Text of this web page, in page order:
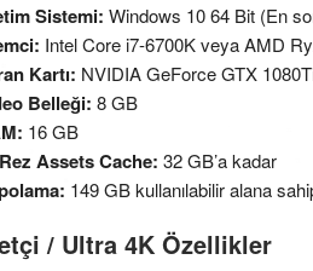
Sistemi: Windows 10 64 Bit (En
Intel Core i7-6700K veya AMD
Kartı: NVIDIA GeForce GTX
Belleği: 8 GB
16 GB
Assets Cache: 32 GB’a kadar
149 GB kullanılabilir alana
/ Ultra 4K Özellikler